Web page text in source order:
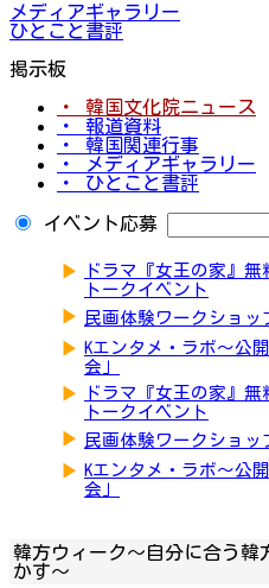
メディアギャラリー
ひとこと書評
掲示板
・ 韓国文化院ニュース
・ 報道資料
・ 韓国関連行事
・ メディアギャラリー
・ ひとこと書評
イベント応募
▶
ドラマ『女王の家』
トークイベント
▶ 民画体験ワークショ
▶ Kエンタメ・ラボ～公
会」
▶
ドラマ『女王の家』
トークイベント
▶ 民画体験ワークショ
▶ Kエンタメ・ラボ～公
会」
韓方ウィーク～自分に合う韓
かす～